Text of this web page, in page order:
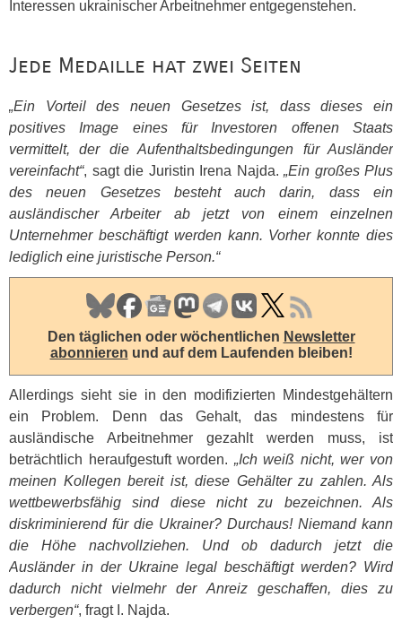
Interessen ukrainischer Arbeitnehmer entgegenstehen.
Jede Medaille hat zwei Seiten
„Ein Vorteil des neuen Gesetzes ist, dass dieses ein
positives Image eines für Investoren offenen Staats
vermittelt, der die Aufenthaltsbedingungen für Ausländer
vereinfacht“, sagt die Juristin Irena Najda. „Ein großes Plus
des neuen Gesetzes besteht auch darin, dass ein
ausländischer Arbeiter ab jetzt von einem einzelnen
Unternehmer beschäftigt werden kann. Vorher konnte dies
lediglich eine juristische Person.“
Den täglichen oder wöchentlichen Newsletter
abonnieren und auf dem Laufenden bleiben!
Allerdings sieht sie in den modifizierten Mindestgehältern
ein Problem. Denn das Gehalt, das mindestens für
ausländische Arbeitnehmer gezahlt werden muss, ist
beträchtlich heraufgestuft worden. „Ich weiß nicht, wer von
meinen Kollegen bereit ist, diese Gehälter zu zahlen. Als
wettbewerbsfähig sind diese nicht zu bezeichnen. Als
diskriminierend für die Ukrainer? Durchaus! Niemand kann
die Höhe nachvollziehen. Und ob dadurch jetzt die
Ausländer in der Ukraine legal beschäftigt werden? Wird
dadurch nicht vielmehr der Anreiz geschaffen, dies zu
verbergen“, fragt I. Najda.